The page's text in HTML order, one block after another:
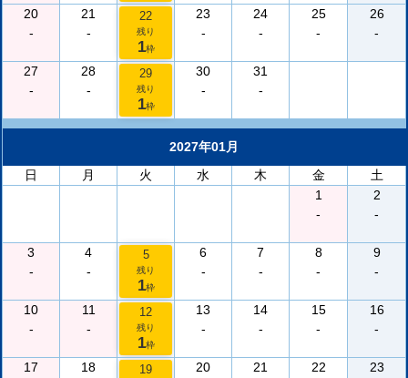
20
-
21
-
22
残り
1枠
23
-
24
-
25
-
26
-
27
-
28
-
29
残り
1枠
30
-
31
-
2027年01月
日
月 火 水 木 金
土
1
-
2
-
3
-
4
-
5
残り
1枠
6
-
7
-
8
-
9
-
10
-
11
-
12
残り
1枠
13
-
14
-
15
-
16
-
17
18
19
20
21
22
23